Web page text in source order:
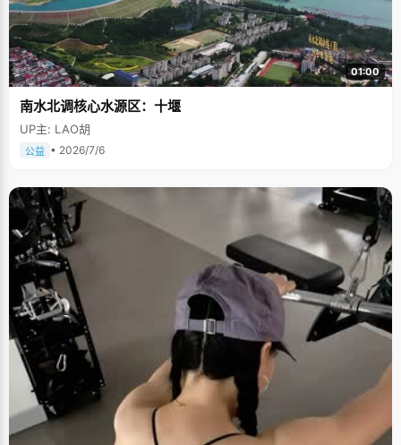
01:00
南水北调核心水源区：十堰
UP主: LAO胡
公益 • 2026/7/6